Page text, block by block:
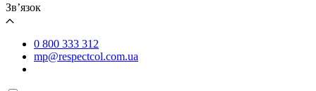
Зв’язок
0 800 333 312
mp@respectcol.com.ua